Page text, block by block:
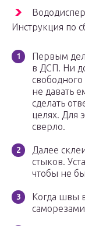
Инструкция по
Первым
в ДСП. Ни
не давать
сделать
целях. Для
сверло.
Далее
стыков.
чтобы не
Когда швы